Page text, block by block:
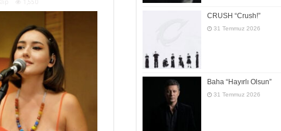
CRUSH “Crush!”
31 Temmuz 2026
Baha “Hayırlı Olsun”
31 Temmuz 2026